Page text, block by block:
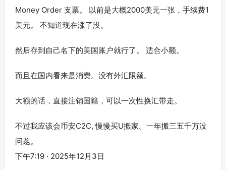
Money Order 支票。 以前是大概2000美元一张，手续费1
美元。 不知道现在涨了没。
然后存到自己名下的美国账户就行了。 适合小额。
而且在国内看来是消费。没有外汇限额。
大额的话，直接注销国籍，可以一次性换汇带走。
不过我应该会币安C2C, 慢慢买U搬家。一年搬三五千万没
问题。
下午7:19 · 2025年12月3日